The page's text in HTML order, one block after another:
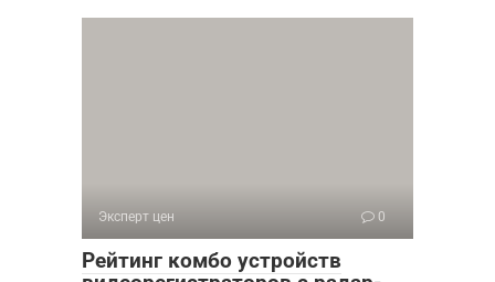
Эксперт цен 0
Рейтинг комбо устройств